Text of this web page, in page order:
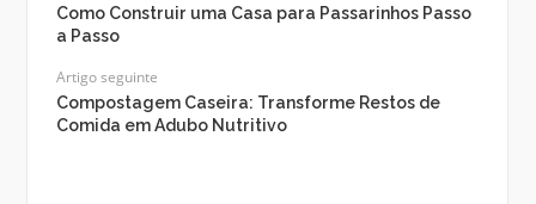
Como Construir uma Casa para Passarinhos Passo
a Passo
Artigo seguinte
Compostagem Caseira: Transforme Restos de
Comida em Adubo Nutritivo